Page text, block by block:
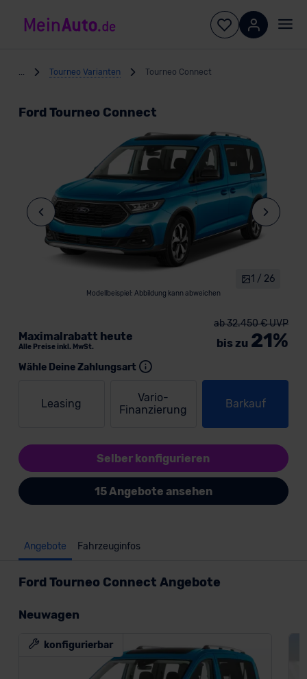
Tourneo Varianten Tourneo Connect
Ford Tourneo Connect
Modellbeispiel: Abbildung kann abweichen
1 / 26
Wähle Deine Zahlungsart
Leasing
Vario-
Finanzierung
Barkauf
Maximalrabatt heute
Alle Preise inkl. MwSt.
ab 32.450 € UVP
bis zu 21%
Selber konfigurieren
15 Angebote ansehen
Angebote Fahrzeuginfos
Ford Tourneo Connect Angebote
Neuwagen
konfigurierbar